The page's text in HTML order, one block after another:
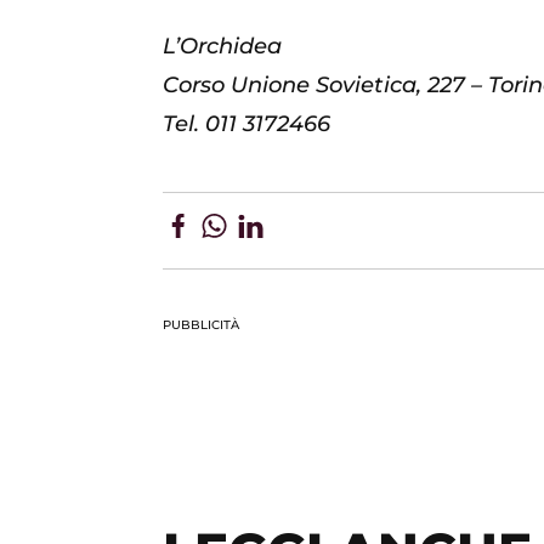
L’Orchidea
Corso Unione Sovietica, 227 –
Tel. 011 3172466
PUBBLICITÀ